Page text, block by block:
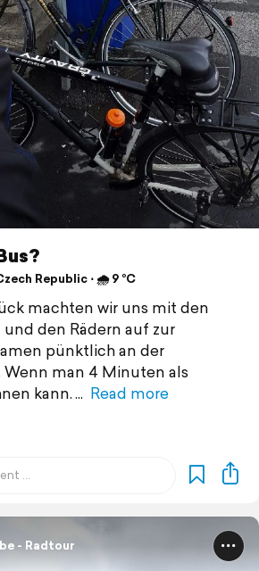
Republic ⋅ 🌧 9 °C
machten wir uns mit den
den Rädern auf zur
pünktlich an der
man 4 Minuten als
kann.
Read more
- Radtour